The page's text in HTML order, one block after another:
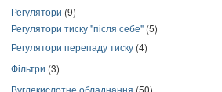
Регулятори (9)
Регулятори тиску "після себе" (5)
Регулятори перепаду тиску (4)
Фільтри (3)
Вуглекислотне обладнання (50)